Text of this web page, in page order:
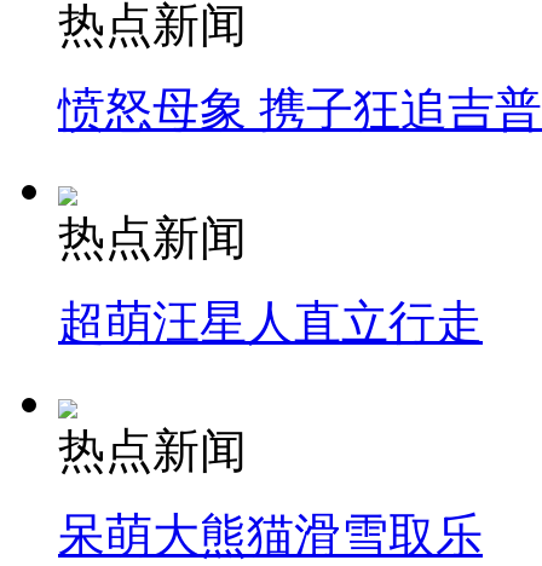
热点新闻
愤怒母象 携子狂追吉
热点新闻
超萌汪星人直立行走
热点新闻
呆萌大熊猫滑雪取乐